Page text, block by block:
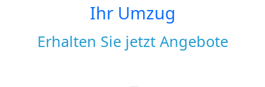
Ihr Umzug
Erhalten Sie jetzt Angebote